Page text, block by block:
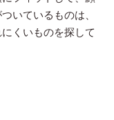
いているものは、
くいものを探して